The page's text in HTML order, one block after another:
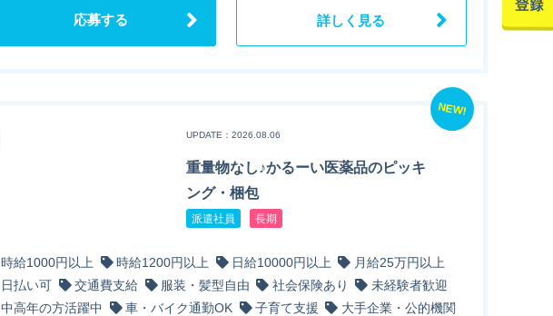
応募する 詳しく見る
NEW!
UPDATE：2026.08.06
重量物なし♪かるーい医薬品のピッキ
ング・梱包
派遣社員 長期
時給1000円以上 時給1200円以上 日給10000円以上
月給25万円以上
日払い可
交通費支給 服装・髪型自由 社会保険あり
未経験者歓迎
中高年の方活躍中
車・バイク通勤OK 子育て支援
大手企業・公的機関